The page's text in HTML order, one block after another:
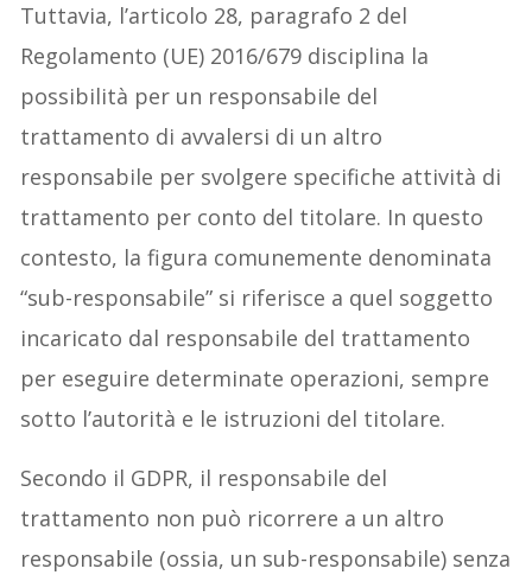
Tuttavia, l’articolo 28, paragrafo 2 del
Regolamento (UE) 2016/679 disciplina la
possibilità per un responsabile del
trattamento di avvalersi di un altro
responsabile per svolgere specifiche attività di
trattamento per conto del titolare. In questo
contesto, la figura comunemente denominata
“sub-responsabile” si riferisce a quel soggetto
incaricato dal responsabile del trattamento
per eseguire determinate operazioni, sempre
sotto l’autorità e le istruzioni del titolare.​
Secondo il GDPR, il responsabile del
trattamento non può ricorrere a un altro
responsabile (ossia, un sub-responsabile) senza